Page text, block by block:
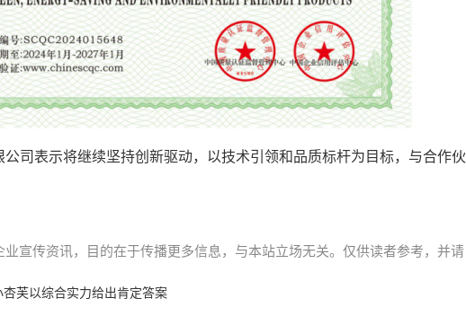
司表示将继续坚持创新驱动，以技术引领和品质标杆为目标，与合作伙
宣传资讯，目的在于传播更多信息，与本站立场无关。仅供读者参考，并请
芙以综合实力给出肯定答案